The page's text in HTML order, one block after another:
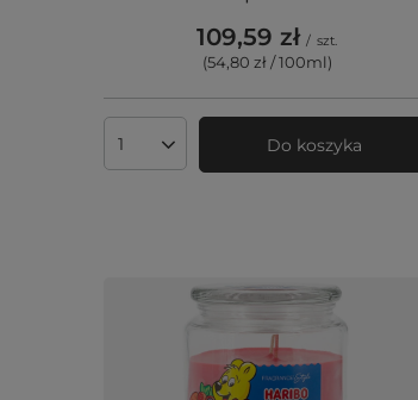
109,59 zł / szt.
(54,80 zł / 100ml)
Ilość produktów Do koszyka